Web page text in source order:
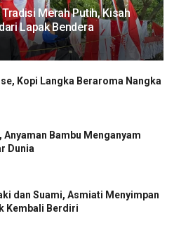
Merah Putih, Kisah
Lapak Bendera
Kopi Langka Beraroma Nangka
Anyaman Bambu Menganyam
Dunia
dan Suami, Asmiati Menyimpan
Kembali Berdiri